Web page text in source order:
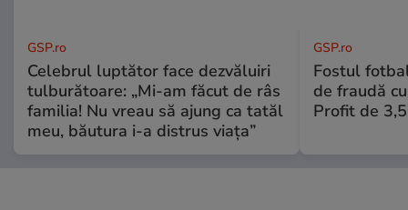
GSP.ro
Celebrul luptător face dezvăluiri
tulburătoare: „Mi-am făcut de râs
familia! Nu vreau să ajung ca tatăl
meu, băutura i-a distrus viața”
GSP.ro
Fostul
de fraudă
Profit de